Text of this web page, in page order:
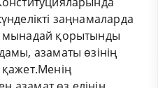
заңнамаларда
мынадай қорытынды
азаматы өзінің
қажет.Менің